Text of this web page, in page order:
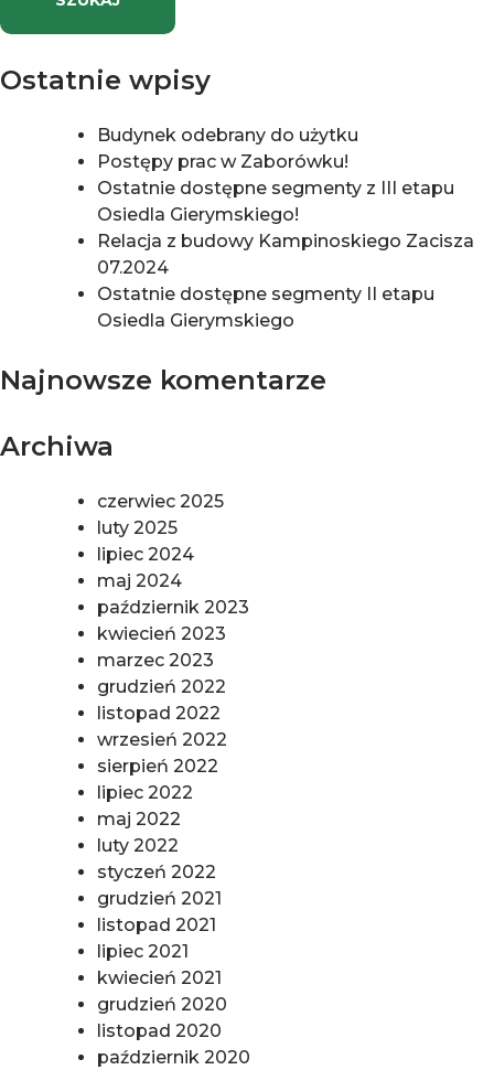
Ostatnie wpisy
Budynek odebrany do użytku
Postępy prac w Zaborówku!
Ostatnie dostępne segmenty z III etapu
Osiedla Gierymskiego!
Relacja z budowy Kampinoskiego Zacisza
07.2024
Ostatnie dostępne segmenty II etapu
Osiedla Gierymskiego
Najnowsze komentarze
Archiwa
czerwiec 2025
luty 2025
lipiec 2024
maj 2024
październik 2023
kwiecień 2023
marzec 2023
grudzień 2022
listopad 2022
wrzesień 2022
sierpień 2022
lipiec 2022
maj 2022
luty 2022
styczeń 2022
grudzień 2021
listopad 2021
lipiec 2021
kwiecień 2021
grudzień 2020
listopad 2020
październik 2020